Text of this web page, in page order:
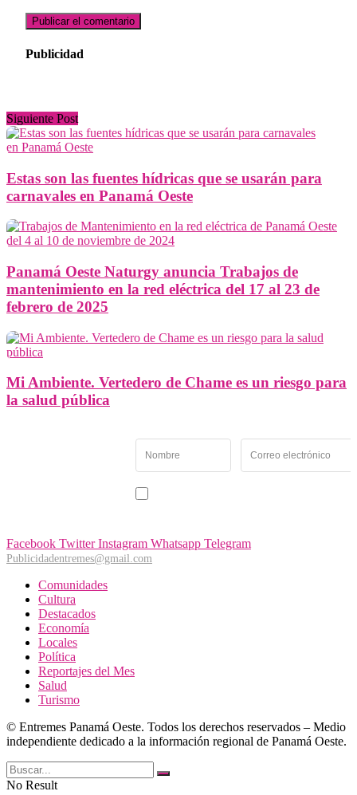
Publicidad
Siguiente Post
Estas son las fuentes hídricas que se usarán para
carnavales en Panamá Oeste
Panamá Oeste Naturgy anuncia Trabajos de
mantenimiento en la red eléctrica del 17 al 23 de
febrero de 2025
Mi Ambiente. Vertedero de Chame es un riesgo para
la salud pública
Facebook Twitter Instagram Whatsapp Telegram
Publicidadentremes@gmail.com
Comunidades
Cultura
Destacados
Economía
Locales
Política
Reportajes del Mes
Salud
Turismo
© Entremes Panamá Oeste. Todos los derechos reservados – Medio
independiente dedicado a la información regional de Panamá Oeste.
No Result